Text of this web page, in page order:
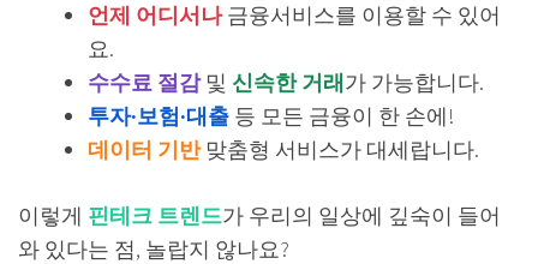
언제 어디서나금융서비스를 이용할 수 있어
요.
수수료 절감및 신속한 거래가 가능합니다.
투자·보험·대출 등 모든 금융이 한 손에!
데이터 기반맞춤형 서비스가 대세랍니다.
이렇게 핀테크 트렌드가 우리의 일상에 깊숙이 들어
와 있다는 점, 놀랍지 않나요?